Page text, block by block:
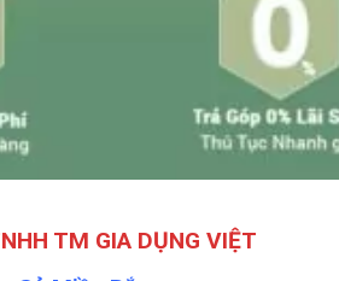
TM GIA DỤNG VIỆT